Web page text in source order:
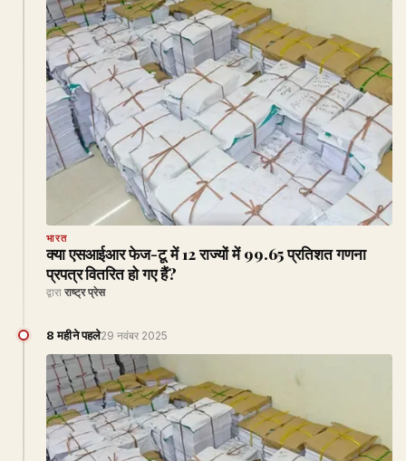
भारत
क्या एसआईआर फेज-टू में 12 राज्यों में 99.65 प्रतिशत गणना
प्रपत्र वितरित हो गए हैं?
द्वारा राष्ट्र प्रेस
8 महीने पहले29 नवंबर 2025